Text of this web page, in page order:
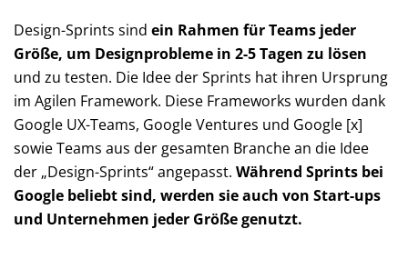
Design-Sprints sind ein Rahmen für Teams jeder
Größe, um Designprobleme in 2-5 Tagen zu lösen
und zu testen. Die Idee der Sprints hat ihren Ursprung
im Agilen Framework. Diese Frameworks wurden dank
Google UX-Teams, Google Ventures und Google [x]
sowie Teams aus der gesamten Branche an die Idee
der „Design-Sprints“ angepasst. Während Sprints bei
Google beliebt sind, werden sie auch von Start-ups
und Unternehmen jeder Größe genutzt.